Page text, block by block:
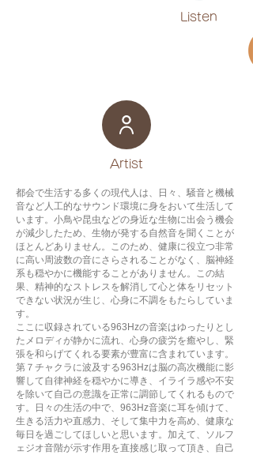
Listen​
​Artist
都会で生活する多くの現代人は、日々、騒音と機械
音など人工的なサウンド環境に身をおいて生活して
います。小鳥や昆虫などの身近な生物に出会う機会
が減少したため、生物が発する自然音を聞くことが
ほとんどありません。このため、健康に役立つ非常
に高い周波数の音にさらされることがなく、脳神経
系も穏やかに機能することがありません。この結
果、精神的なストレスを解消して心と体をリセット
できない状況が生じ、心身に不調をもたらしていま
す。
ここに収録されている963Hzの音楽はゆったりとし
たメロディが静かに流れ、心身の疲労を癒やし、緊
張を和らげてくれる要素が豊富に含まれています。
第７チャクラに波及する963Hzは脳の高次機能に影
響して自律神経を穏やかに導き、イライラ感や不安
を除いて自己の意識を正常に調節してくれるもので
す。日々の生活の中で、963Hz音楽に耳を傾けて、
生きる活力や直感力、そして集中力を高め、健康な
毎日を過ごしてほしいと思います。加えて、ソルフ
ェジオ音階が示す作用を直接感じ取って頂き、自己